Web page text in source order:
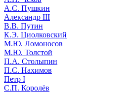
А.С. Пушкин
Александр III
В.В. Путин
К.Э. Циолковский
М.Ю. Ломоносов
М.Ю. Толстой
П.А. Столыпин
П.С. Нахимов
Петр I
С.П. Королёв